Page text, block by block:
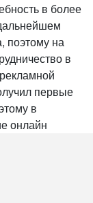
в более
поэтому на
в
первые
в
онлайн